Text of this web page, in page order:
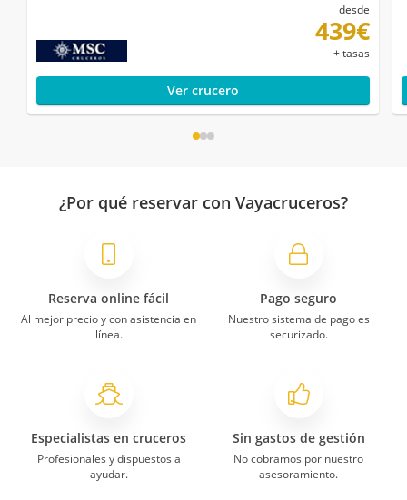
desde
439€
+ tasas
Ver crucero
¿Por qué reservar con Vayacruceros?
Reserva online fácil
Al mejor precio y con asistencia en
línea.
Pago seguro
Nuestro sistema de pago es
securizado.
Especialistas en cruceros
Profesionales y dispuestos a
ayudar.
Sin gastos de gestión
No cobramos por nuestro
asesoramiento.